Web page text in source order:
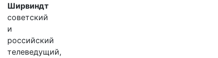
Ширвиндт
советский
и
российский
телеведущий,